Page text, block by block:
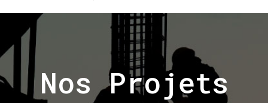
Nos Projets